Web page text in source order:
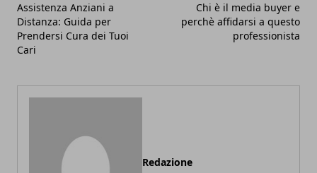
Assistenza Anziani a
Distanza: Guida per
Prendersi Cura dei Tuoi
Cari
Chi è il media buyer e
perchè affidarsi a questo
professionista
Redazione